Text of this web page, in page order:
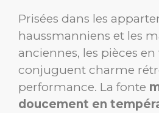
Prisées dans les
haussmanniens et les
anciennes, les pièces
conjuguent charme
performance. La fonte
doucement en